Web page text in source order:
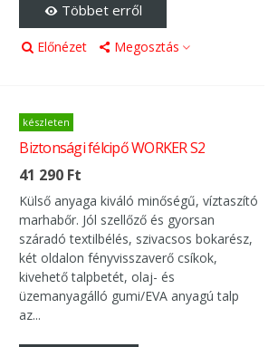
Többet erről
Előnézet Megosztás
készleten
Biztonsági félcipő WORKER S2
41 290 Ft
Külső anyaga kiváló minőségű, víztaszító
marhabőr. Jól szellőző és gyorsan
száradó textilbélés, szivacsos bokarész,
két oldalon fényvisszaverő csíkok,
kivehető talpbetét, olaj- és
üzemanyagálló gumi/EVA anyagú talp
az...